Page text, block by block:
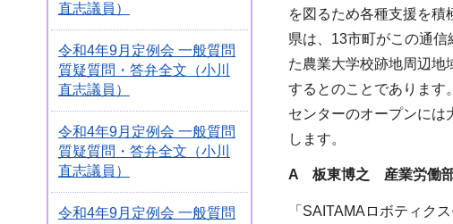
直志議員）
令和4年9月定例会 一般質問
質疑質問・答弁全文（小川
直志議員）
令和4年9月定例会 一般質問
質疑質問・答弁全文（小川
直志議員）
令和4年9月定例会 一般質問
を図るため各種支援を積
県は、13市町がこの通
た農業大学校跡地周辺地
するとのことであります。
センターのオープンには
します。
A 板東博之 産業労働
「SAITAMAロボティク